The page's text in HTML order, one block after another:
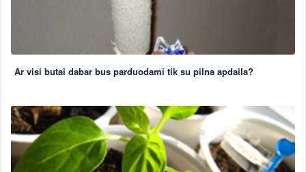
Ar visi butai dabar bus parduodami tik su pilna apdaila?